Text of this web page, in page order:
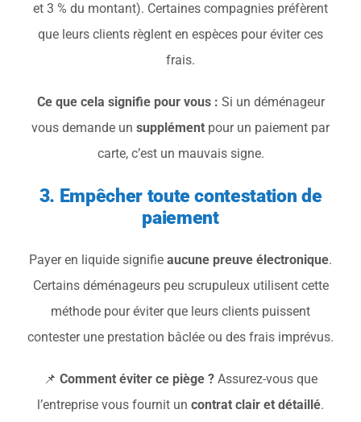
et 3 % du montant). Certaines compagnies préfèrent
que leurs clients règlent en espèces pour éviter ces
frais.
Ce que cela signifie pour vous : Si un déménageur
vous demande un supplément pour un paiement par
carte, c’est un mauvais signe.
3. Empêcher toute contestation de
paiement
Payer en liquide signifie aucune preuve électronique.
Certains déménageurs peu scrupuleux utilisent cette
méthode pour éviter que leurs clients puissent
contester une prestation bâclée ou des frais imprévus.
📌 Comment éviter ce piège ? Assurez-vous que
l’entreprise vous fournit un contrat clair et détaillé.